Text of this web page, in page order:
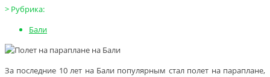
> Рубрика:
Бали
За последние 10 лет на Бали популярным стал полет на параплане,